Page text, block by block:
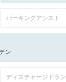
パーキングアシスト
ン
ディスチャージドラン